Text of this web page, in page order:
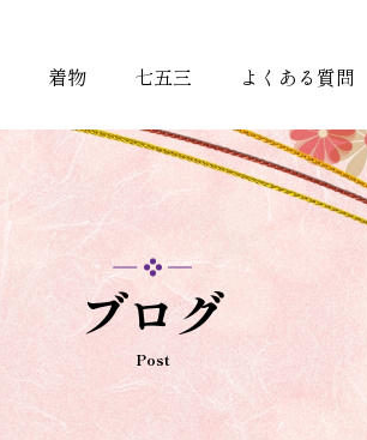
着物 七五三 よくある質問
ブログ
Post